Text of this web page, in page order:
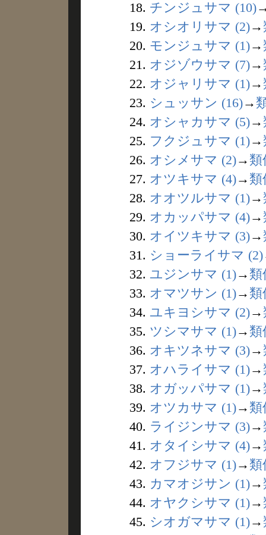
18. チンジュサマ (10)
19. オシオリサマ (2)→
20. モンジュサマ (1)→
21. オジゾウサマ (7)→
22. オジャリサマ (1)→
23. シュッサン (16)→
24. オシャカサマ (5)→
25. フクジュサマ (1)→
26. オシメサマ (2)→ 類
27. オツキサマ (4)→ 類
28. オオツルサマ (1)→
29. オカッパサマ (4)→
30. オイツキサマ (3)→
31. ショーライサマ (2)
32. ユジンサマ (1)→ 類
33. オマツサン (1)→ 類
34. ユキヨシサマ (2)→
35. ツシマサマ (1)→ 類
36. オキツネサマ (3)→
37. オハライサマ (1)→
38. オガッパサマ (1)→
39. オツカサマ (1)→ 類
40. ライジンサマ (3)→
41. オタイシサマ (4)→
42. オフジサマ (1)→ 類
43. カマオジサン (1)→
44. オヤクシサマ (1)→
45. シオガマサマ (1)→